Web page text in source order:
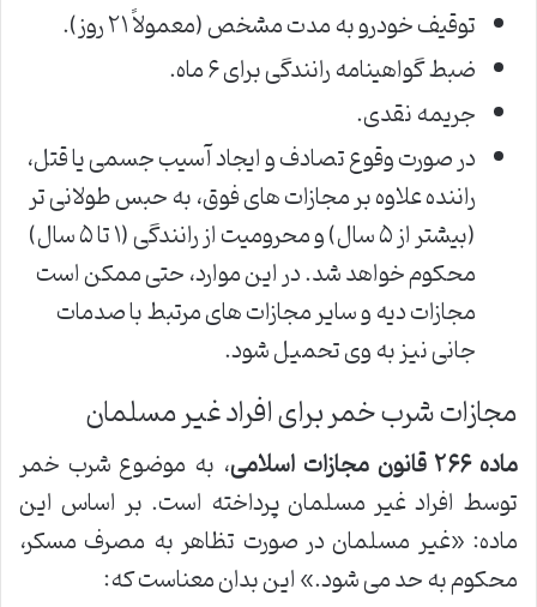
توقیف خودرو به مدت مشخص (معمولاً ۲۱ روز).
ضبط گواهینامه رانندگی برای ۶ ماه.
جریمه نقدی.
در صورت وقوع تصادف و ایجاد آسیب جسمی یا قتل،
راننده علاوه بر مجازات های فوق، به حبس طولانی تر
(بیشتر از ۵ سال) و محرومیت از رانندگی (۱ تا ۵ سال)
محکوم خواهد شد. در این موارد، حتی ممکن است
مجازات دیه و سایر مجازات های مرتبط با صدمات
جانی نیز به وی تحمیل شود.
مجازات شرب خمر برای افراد غیر مسلمان
ماده ۲۶۶ قانون مجازات اسلامی
، به موضوع شرب خمر
توسط افراد غیر مسلمان پرداخته است. بر اساس این
ماده: «غیر مسلمان در صورت تظاهر به مصرف مسکر،
محکوم به حد می شود.» این بدان معناست که: